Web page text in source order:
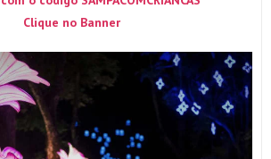
Clique no Banner